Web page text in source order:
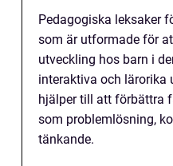
Pedagogiska leksaker
som är utformade för
utveckling hos barn i
interaktiva och lärorika
hjälper till att förbättra
som problemlösning,
tänkande.